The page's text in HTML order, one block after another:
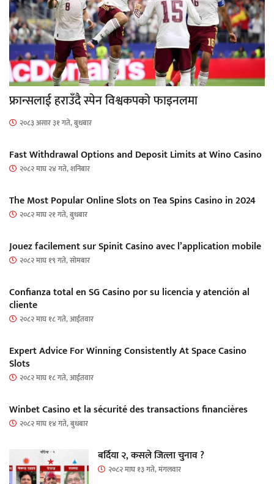
फ्रान्सलाई हराउँदै स्पेन विश्वकपको फाइनलमा
२०८३ असार ३१ गते, बुधबार
Fast Withdrawal Options and Deposit Limits at Wino Casino
२०८२ माघ २४ गते, शनिबार
The Most Popular Online Slots on Tea Spins Casino in 2024
२०८२ माघ २१ गते, बुधबार
Jouez facilement sur Spinit Casino avec l’application mobile
२०८२ माघ १९ गते, सोमबार
Confianza total en SG Casino por su licencia y atención al
cliente
२०८२ माघ १८ गते, आईतवार
Expert Advice For Winning Consistently At Space Casino
Slots
२०८२ माघ १८ गते, आईतवार
Winbet Casino et la sécurité des transactions financières
२०८२ माघ १४ गते, बुधबार
बर्दिया २, कसले जित्ला चुनाव ?
२०८२ माघ १३ गते, मंगलवार